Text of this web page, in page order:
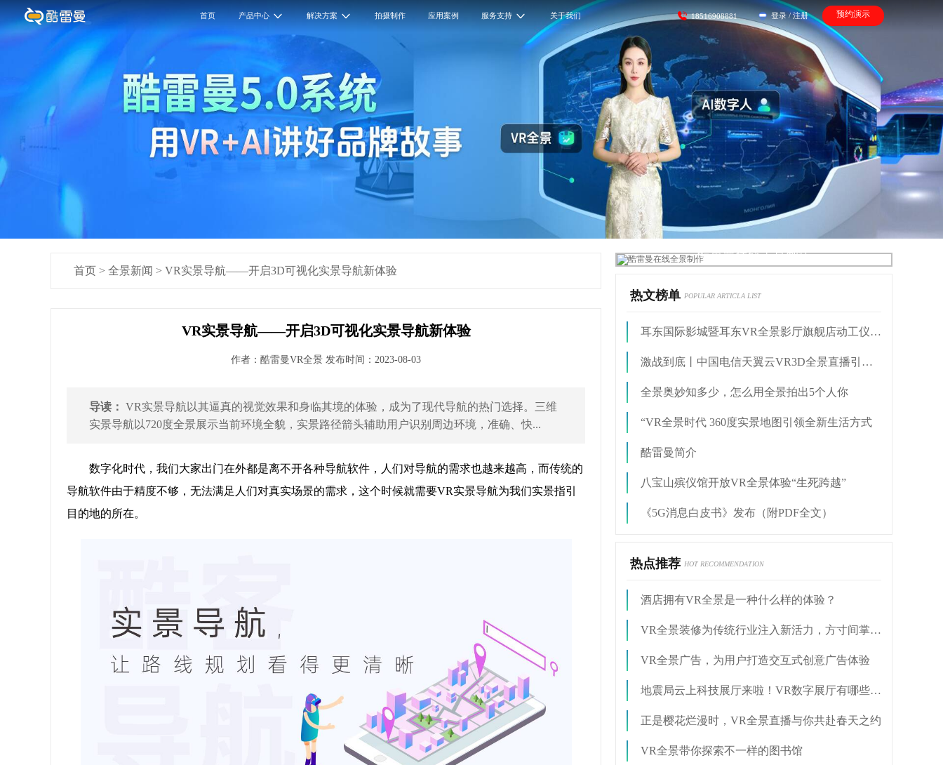
首页 产品中心 解决方案 拍摄制作 应用案例 服务支持 关于我们 18516908881 登录 / 注册 预约演示
首页 > 全景新闻 > VR实景导航——开启3D可视化实景导航新体验
VR实景导航——开启3D可视化实景导航新体验
作者：酷雷曼VR全景 发布时间：2023-08-03
导读： VR实景导航以其逼真的视觉效果和身临其境的体验，成为了现代导航的热门选择。三维
实景导航以720度全景展示当前环境全貌，实景路径箭头辅助用户识别周边环境，准确、快...
数字化时代，我们大家出门在外都是离不开各种导航软件，人们对导航的需求也越来越高，而传统的
导航软件由于精度不够，无法满足人们对真实场景的需求，这个时候就需要VR实景导航为我们实景指引
目的地的所在。
酷雷曼在线全景制作
热文榜单 POPULAR ARTICLA LIST
耳东国际影城暨耳东VR全景影厅旗舰店动工仪式盛大举行
激战到底丨中国电信天翼云VR3D全景直播引燃拳击热火
全景奥妙知多少，怎么用全景拍出5个人你
“VR全景时代 360度实景地图引领全新生活方式
酷雷曼简介
八宝山殡仪馆开放VR全景体验“生死跨越”
《5G消息白皮书》发布（附PDF全文）
热点推荐 HOT RECOMMENDATION
酒店拥有VR全景是一种什么样的体验？
VR全景装修为传统行业注入新活力，方寸间掌控装修
VR全景广告，为用户打造交互式创意广告体验
地震局云上科技展厅来啦！VR数字展厅有哪些好处？
正是樱花烂漫时，VR全景直播与你共赴春天之约
VR全景带你探索不一样的图书馆